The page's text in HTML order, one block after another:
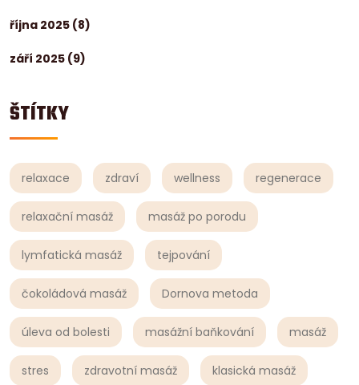
října 2025 (8)
září 2025 (9)
ŠTÍTKY
relaxace zdraví wellness regenerace
relaxační masáž masáž po porodu
lymfatická masáž tejpování
čokoládová masáž Dornova metoda
úleva od bolesti masážní baňkování masáž
stres zdravotní masáž klasická masáž